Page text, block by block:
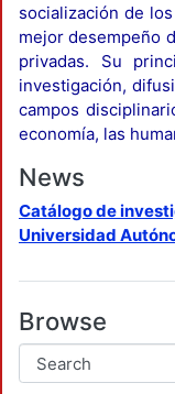
socialización de
mejor desempeño
privadas. Su
investigación,
campos
economía, las
News
Catálogo de
Universidad
Browse